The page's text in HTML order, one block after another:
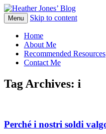
Heather Jones’
Heather Jones' Blog
Menu Skip to content
Home
About Me
Recommended Resources
Contact Me
Tag Archives: i
Perché i nostri soldi